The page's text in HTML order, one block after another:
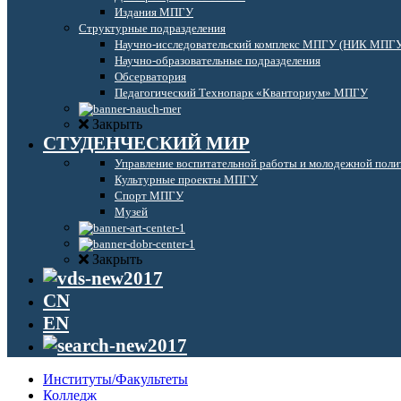
Издания МПГУ
Структурные подразделения
Научно-исследовательский комплекс МПГУ (НИК
Научно-образовательные подразделения
Обсерватория
Педагогический Технопарк «Кванториум» МПГУ
Закрыть
СТУДЕНЧЕСКИЙ МИР
Управление воспитательной работы и молодежной
Культурные проекты МПГУ
Спорт МПГУ
Музей
Закрыть
CN
EN
Институты/Факультеты
Колледж